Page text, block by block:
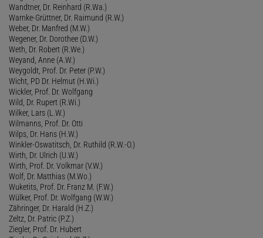
Wandtner, Dr. Reinhard (R.Wa.)
Warnke-Grüttner, Dr. Raimund (R.W.)
Weber, Dr. Manfred (M.W.)
Wegener, Dr. Dorothee (D.W.)
Weth, Dr. Robert (R.We.)
Weyand, Anne (A.W.)
Weygoldt, Prof. Dr. Peter (P.W.)
Wicht, PD Dr. Helmut (H.Wi.)
Wickler, Prof. Dr. Wolfgang
Wild, Dr. Rupert (R.Wi.)
Wilker, Lars (L.W.)
Wilmanns, Prof. Dr. Otti
Wilps, Dr. Hans (H.W.)
Winkler-Oswatitsch, Dr. Ruthild (R.W.-O.)
Wirth, Dr. Ulrich (U.W.)
Wirth, Prof. Dr. Volkmar (V.W.)
Wolf, Dr. Matthias (M.Wo.)
Wuketits, Prof. Dr. Franz M. (F.W.)
Wülker, Prof. Dr. Wolfgang (W.W.)
Zähringer, Dr. Harald (H.Z.)
Zeltz, Dr. Patric (P.Z.)
Ziegler, Prof. Dr. Hubert